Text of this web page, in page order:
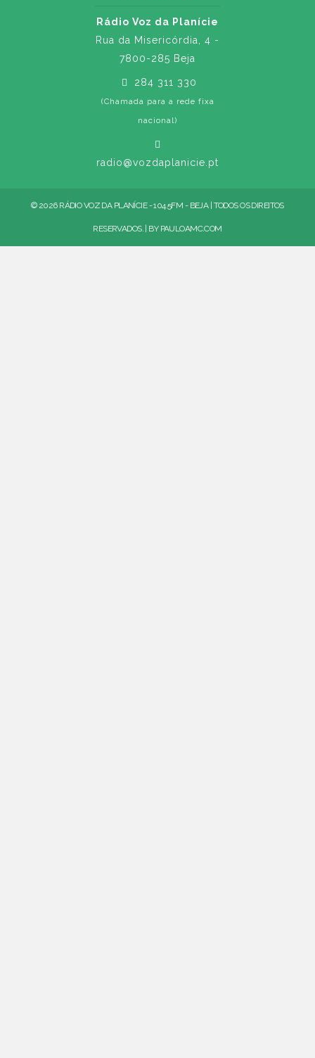
Rádio Voz da Planície
Rua da Misericórdia, 4 -
7800-285 Beja
284 311 330
(Chamada para a rede fixa
nacional)
radio@vozdaplanicie.pt
© 2026 RÁDIO VOZ DA PLANÍCIE - 104.5FM - BEJA | TODOS OS DIREITOS
RESERVADOS. | BY PAULOAMC.COM